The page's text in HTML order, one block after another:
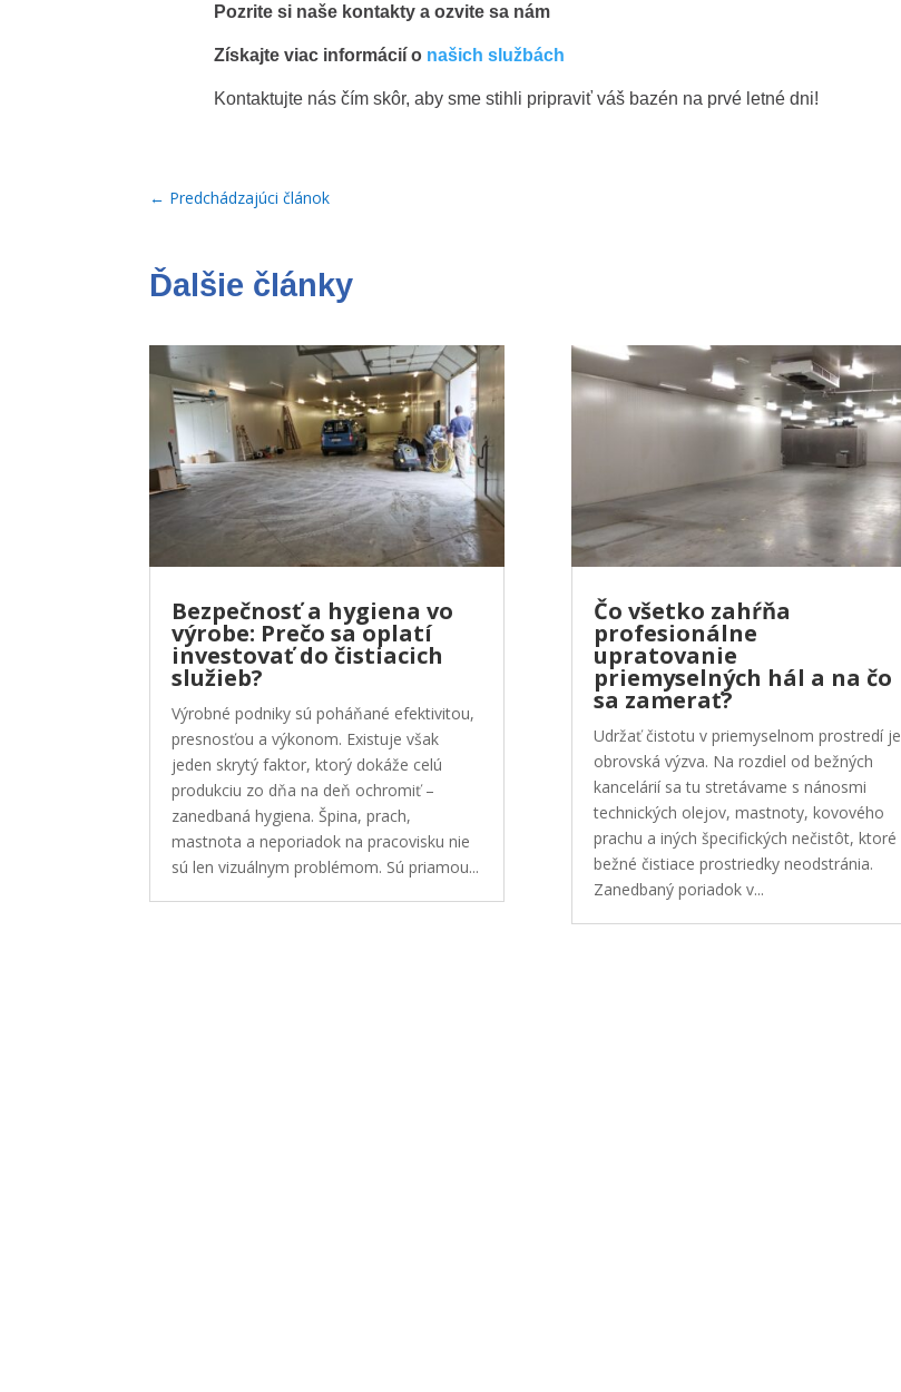
Pozrite si naše kontakty a ozvite sa nám
Získajte viac informácií o našich službách
Kontaktujte nás čím skôr, aby sme stihli pripraviť váš bazén na prvé letné dni!
← Predchádzajúci článok
Ďalšie články
Bezpečnosť a hygiena vo
výrobe: Prečo sa oplatí
investovať do čistiacich
služieb?
Výrobné podniky sú poháňané efektivitou,
presnosťou a výkonom. Existuje však
jeden skrytý faktor, ktorý dokáže celú
produkciu zo dňa na deň ochromiť –
zanedbaná hygiena. Špina, prach,
mastnota a neporiadok na pracovisku nie
sú len vizuálnym problémom. Sú priamou...
Čo všetko zahŕňa
profesionálne
upratovanie
priemyselných hál a na čo
sa zamerať?
Udržať čistotu v priemyselnom prostredí je
obrovská výzva. Na rozdiel od bežných
kancelárií sa tu stretávame s nánosmi
technických olejov, mastnoty, kovového
prachu a iných špecifických nečistôt, ktoré
bežné čistiace prostriedky neodstránia.
Zanedbaný poriadok v...